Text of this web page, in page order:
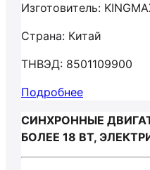
Изготовитель:
Страна: Китай
ТНВЭД: 8501109900
Подробнее
СИНХРОННЫЕ
БОЛЕЕ 18 ВТ,